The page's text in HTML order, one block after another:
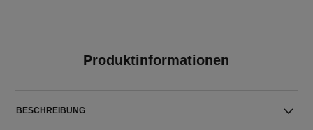
Produktinformationen
BESCHREIBUNG